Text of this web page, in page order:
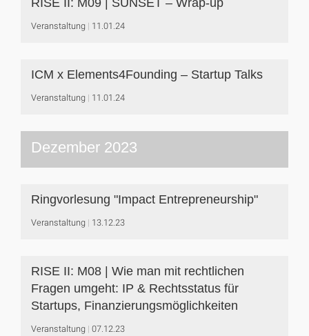
RISE II: M09 | SUNSET – Wrap-up
Veranstaltung 11.01.24
ICM x Elements4Founding – Startup Talks
Veranstaltung 11.01.24
Dezember 2023
Ringvorlesung "Impact Entrepreneurship"
Veranstaltung 13.12.23
RISE II: M08 | Wie man mit rechtlichen
Fragen umgeht: IP & Rechtsstatus für
Startups, Finanzierungsmöglichkeiten
Veranstaltung 07.12.23